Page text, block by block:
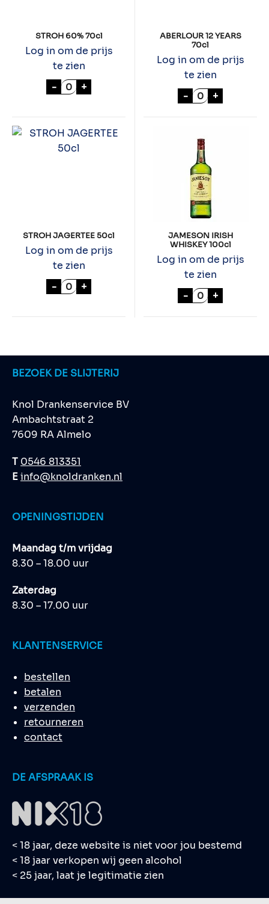
STROH 60% 70cl
Log in om de prijs
te zien
- STROH 60% 70cl aantal
+
ABERLOUR 12 YEARS
70cl
Log in om de prijs
te zien
- ABERLOUR 12
+
STROH JAGERTEE 50cl
Log in om de prijs
te zien
- STROH JAGERTEE 50cl aantal
+
JAMESON IRISH
WHISKEY 100cl
Log in om de prijs
te zien
- JAMESON
+
BEZOEK DE SLIJTERIJ
Knol Drankenservice BV
Ambachtstraat 2
7609 RA Almelo
T 0546 813351
Einfo@knoldranken.nl
OPENINGSTIJDEN
Maandag t/m vrijdag
8.30 – 18.00 uur
Zaterdag
8.30 – 17.00 uur
KLANTENSERVICE
bestellen
betalen
verzenden
retourneren
contact
DE AFSPRAAK IS
< 18 jaar, deze website is niet voor jou bestemd
< 18 jaar verkopen wij geen alcohol
< 25 jaar, laat je legitimatie zien